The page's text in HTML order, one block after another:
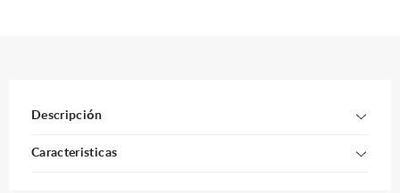
Descripción
Caracteristicas